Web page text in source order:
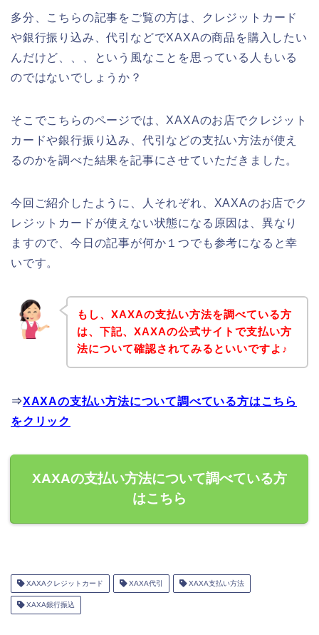
多分、こちらの記事をご覧の方は、クレジットカード
や銀行振り込み、代引などでXAXAの商品を購入したい
んだけど、、、という風なことを思っている人もいる
のではないでしょうか？
そこでこちらのページでは、XAXAのお店でクレジット
カードや銀行振り込み、代引などの支払い方法が使え
るのかを調べた結果を記事にさせていただきました。
今回ご紹介したように、人それぞれ、XAXAのお店でク
レジットカードが使えない状態になる原因は、異なり
ますので、今日の記事が何か１つでも参考になると幸
いです。
もし、XAXAの支払い方法を調べている方
は、下記、XAXAの公式サイトで支払い方
法について確認されてみるといいですよ♪
⇒XAXAの支払い方法について調べている方はこちら
をクリック
XAXAの支払い方法について調べている方
はこちら
XAXAクレジットカード XAXA代引 XAXA支払い方法
XAXA銀行振込